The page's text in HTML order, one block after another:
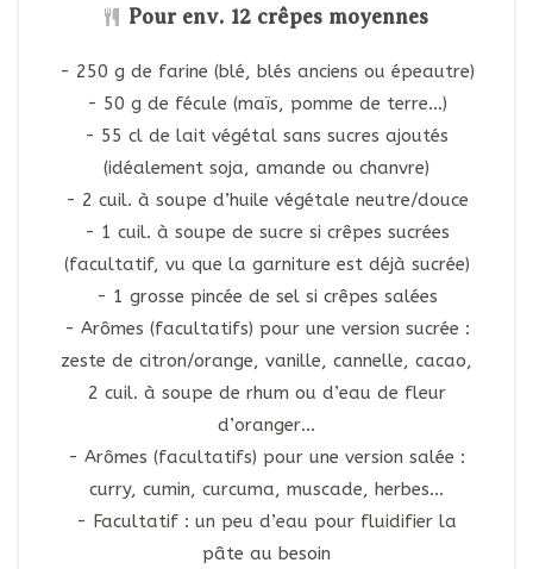
Pour env. 12 crêpes moyennes
250 g de farine (blé, blés anciens ou épeautre)
50 g de fécule (maïs, pomme de terre…)
55 cl de lait végétal sans sucres ajoutés
(idéalement soja, amande ou chanvre)
2 cuil. à soupe d’huile végétale neutre/douce
1 cuil. à soupe de sucre si crêpes sucrées
(facultatif, vu que la garniture est déjà sucrée)
1 grosse pincée de sel si crêpes salées
Arômes (facultatifs) pour une version sucrée :
zeste de citron/orange, vanille, cannelle, cacao,
2 cuil. à soupe de rhum ou d’eau de fleur
d’oranger…
Arômes (facultatifs) pour une version salée :
curry, cumin, curcuma, muscade, herbes…
Facultatif : un peu d’eau pour fluidifier la
pâte au besoin